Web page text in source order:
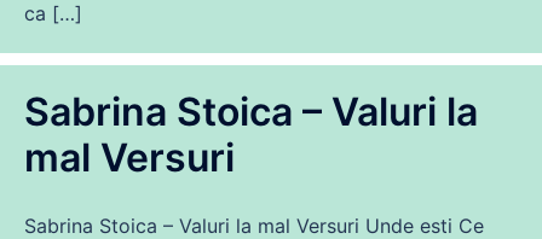
ca […]
Sabrina Stoica – Valuri la
mal Versuri
Sabrina Stoica – Valuri la mal Versuri Unde esti Ce